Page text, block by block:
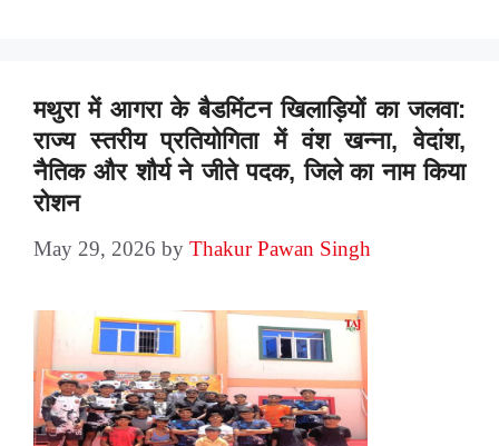
मथुरा में आगरा के बैडमिंटन खिलाड़ियों का जलवा:
राज्य स्तरीय प्रतियोगिता में वंश खन्ना, वेदांश,
नैतिक और शौर्य ने जीते पदक, जिले का नाम किया
रोशन
May 29, 2026 by Thakur Pawan Singh